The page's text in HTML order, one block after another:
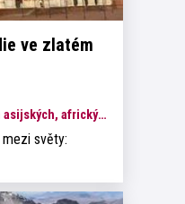
ve zlatém
a amerických kultur
světy: